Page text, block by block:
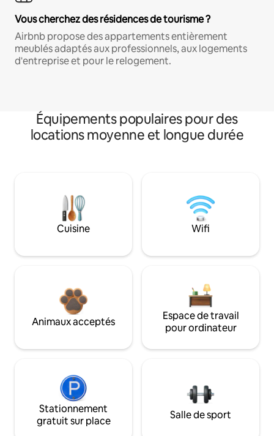
Vous cherchez des résidences de tourisme ?
Airbnb propose des appartements entièrement
meublés adaptés aux professionnels, aux logements
d'entreprise et pour le relogement.
Équipements populaires pour des
locations moyenne et longue durée
Cuisine Wifi
Animaux acceptés
Espace de travail
pour ordinateur
Stationnement
gratuit sur place
Salle de sport